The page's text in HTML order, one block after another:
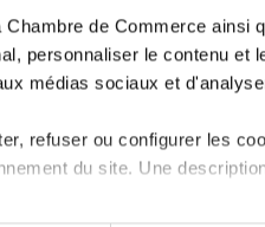
de Commerce ainsi
personnaliser le contenu et
médias sociaux et
refuser ou configurer les
du site. Une
rassemble tous ceux qui
l’innovation sociale et
d’impact sociétal (SIS).
créateurs d’entreprises à
Prendre, Art Square Lab ,
La visite a débuté par le